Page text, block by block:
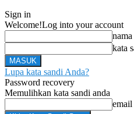
Sign in
Welcome!Log into your account
kata
Lupa kata sandi Anda?
Password recovery
Memulihkan kata sandi anda